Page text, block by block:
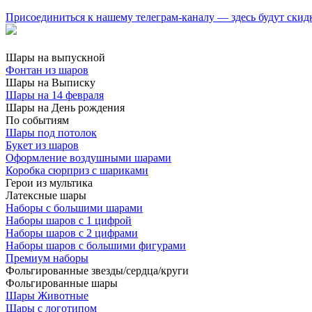
Присоединиться к нашему телеграм-каналу — здесь будут
Шары на выпускной
Фонтан из шаров
Шары на Выписку
Шары на 14 февраля
Шары на День рождения
По событиям
Шары под потолок
Букет из шаров
Оформление воздушными шарами
Коробка сюрприз с шариками
Герои из мультика
Латексные шары
Наборы с большими шарами
Наборы шаров с 1 цифрой
Наборы шаров с 2 цифрами
Наборы шаров с большими фигурами
Премиум наборы
Фольгированные звезды/сердца/круги
Фольгированные шары
Шары Животные
Шары с логотипом